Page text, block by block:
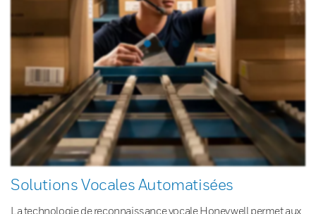
Solutions Vocales Automatisées
La technologie de reconnaissance vocale Honeywell permet aux